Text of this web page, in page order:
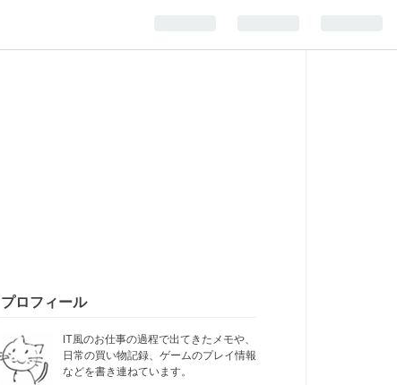
プロフィール
IT風のお仕事の過程で出てきたメモや、
日常の買い物記録、ゲームのプレイ情報
などを書き連ねています。